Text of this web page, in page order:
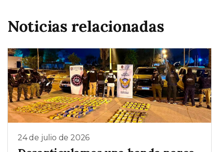
Noticias relacionadas
24 de julio de 2026